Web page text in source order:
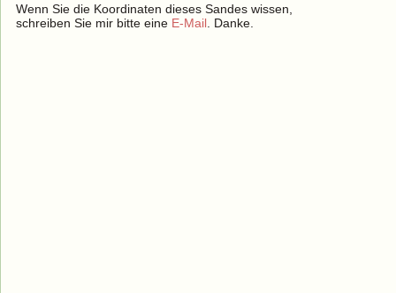
Wenn Sie die Koordinaten dieses Sandes wissen,
schreiben Sie mir bitte eine E-Mail . Danke.